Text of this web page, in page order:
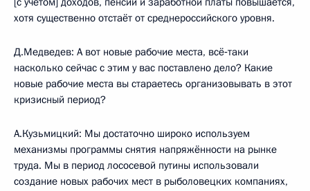
хотя существенно отстаёт от среднероссийского уровня.
Д.Медведев: А вот новые рабочие места, всё‑таки
насколько сейчас с этим у вас поставлено дело? Какие
новые рабочие места вы стараетесь организовывать в этот
кризисный период?
А.Кузьмицкий: Мы достаточно широко используем
механизмы программы снятия напряжённости на рынке
труда. Мы в период лососевой путины использовали
создание новых рабочих мест в рыболовецких компаниях,